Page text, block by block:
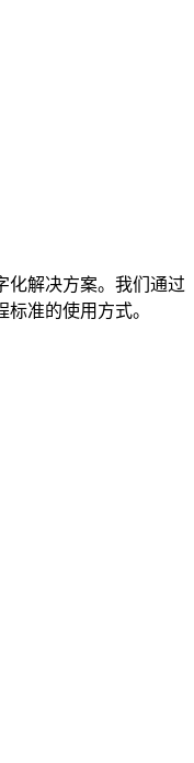
化解决方案。我们通过
准的使用方式。